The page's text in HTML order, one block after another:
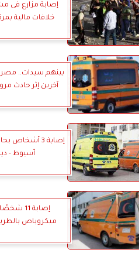
إصابة مزارع فى
خلافات مالية
آخرين إثر حادث
إصابة 3
أسيوط -
إصابة 11
ميكروباص